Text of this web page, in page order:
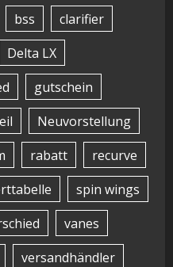
bss
clarifier
Delta LX
gutschein
Neuvorstellung
rabatt
recurve
spin wings
vanes
versandhändler